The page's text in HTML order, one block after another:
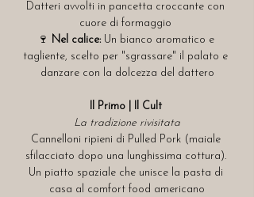
Datteri avvolti in pancetta croccante con
cuore di formaggio
🍷 Nel calice: Un bianco aromatico e
tagliente, scelto per "sgrassare" il palato e
danzare con la dolcezza del dattero
Il Primo | Il Cult
La tradizione rivisitata
Cannelloni ripieni di Pulled Pork (maiale
sfilacciato dopo una lunghissima cottura).
Un piatto spaziale che unisce la pasta di
casa al comfort food americano